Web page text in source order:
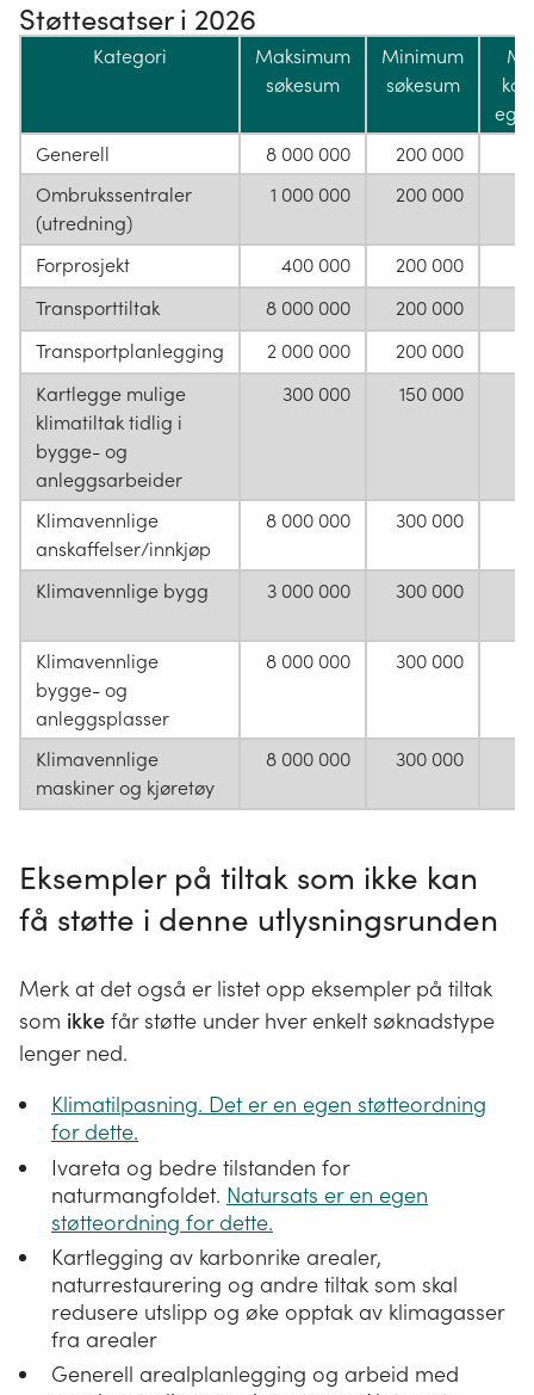
Støttesatser i 2026
Kategori
Maksimum
søkesum
Minimum
søkesum
Generell
8 000 000 200 000
Ombrukssentraler
(utredning)
1 000 000 200 000
Forprosjekt 400 000 200 000
Transporttiltak
8 000 000 200 000
Transportplanlegging
2 000 000 200 000
Kartlegge mulige
klimatiltak tidlig i
bygge- og
anleggsarbeider
300 000 150 000
Klimavennlige
anskaffelser/innkjøp
8 000 000 300 000
Klimavennlige bygg 3 000 000 300 000
Klimavennlige
bygge- og
anleggsplasser
8 000 000 300 000
Klimavennlige
maskiner og kjøretøy
8 000 000 300 000
Eksempler på tiltak som ikke kan
få støtte i denne utlysningsrunden
Merk at det også er listet opp eksempler på tiltak
som ikke får støtte under hver enkelt søknadstype
lenger ned.
Klimatilpasning. Det er en egen støtteordning
for dette.
Ivareta og bedre tilstanden for
naturmangfoldet. Natursats er en egen
støtteordning for dette.
Kartlegging av karbonrike arealer,
naturrestaurering og andre tiltak som skal
redusere utslipp og øke opptak av klimagasser
fra arealer
Generell arealplanlegging og arbeid med